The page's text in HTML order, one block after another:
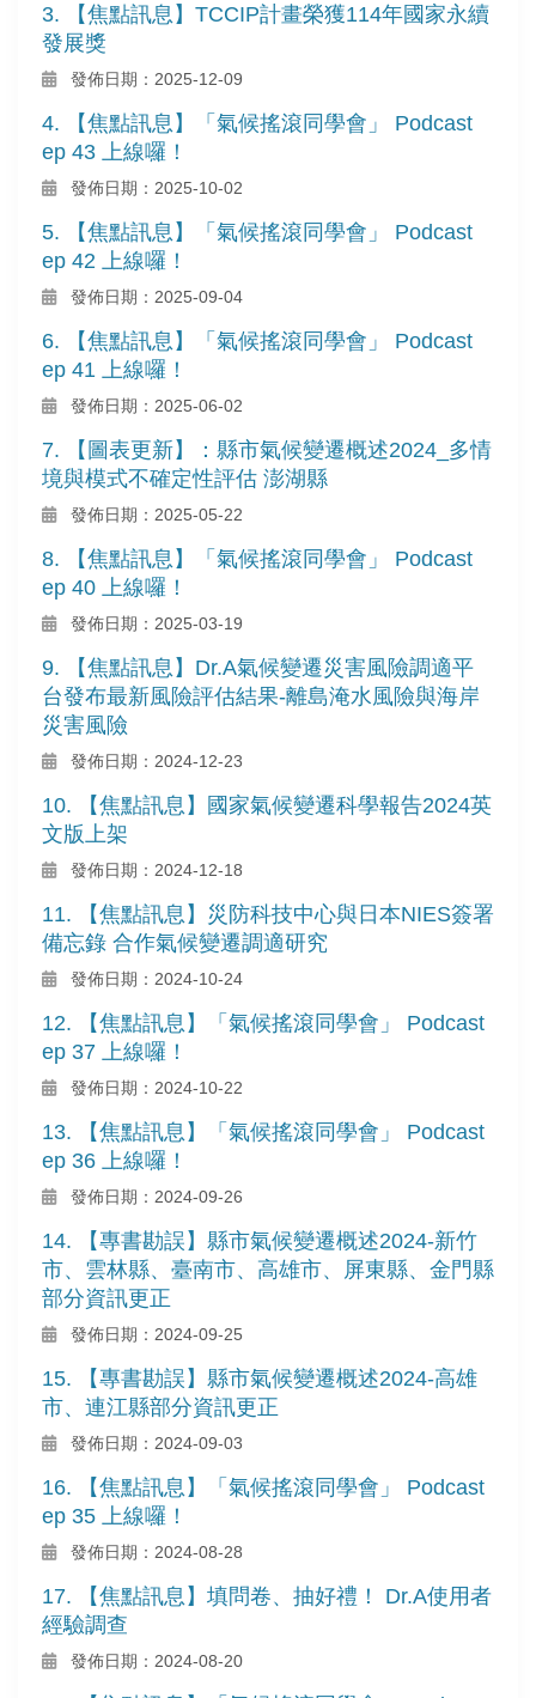
3. 【焦點訊息】TCCIP計畫榮獲114年國家永續
發展獎
發佈日期：2025-12-09
4. 【焦點訊息】「氣候搖滾同學會」 Podcast
ep 43 上線囉！
發佈日期：2025-10-02
5. 【焦點訊息】「氣候搖滾同學會」 Podcast
ep 42 上線囉！
發佈日期：2025-09-04
6. 【焦點訊息】「氣候搖滾同學會」 Podcast
ep 41 上線囉！
發佈日期：2025-06-02
7. 【圖表更新】：縣市氣候變遷概述2024_多情
境與模式不確定性評估 澎湖縣
發佈日期：2025-05-22
8. 【焦點訊息】「氣候搖滾同學會」 Podcast
ep 40 上線囉！
發佈日期：2025-03-19
9. 【焦點訊息】Dr.A氣候變遷災害風險調適平
台發布最新風險評估結果-離島淹水風險與海岸
災害風險
發佈日期：2024-12-23
10. 【焦點訊息】國家氣候變遷科學報告2024英
文版上架
發佈日期：2024-12-18
11. 【焦點訊息】災防科技中心與日本NIES簽署
備忘錄 合作氣候變遷調適研究
發佈日期：2024-10-24
12. 【焦點訊息】「氣候搖滾同學會」 Podcast
ep 37 上線囉！
發佈日期：2024-10-22
13. 【焦點訊息】「氣候搖滾同學會」 Podcast
ep 36 上線囉！
發佈日期：2024-09-26
14. 【專書勘誤】縣市氣候變遷概述2024-新竹
市、雲林縣、臺南市、高雄市、屏東縣、金門縣
部分資訊更正
發佈日期：2024-09-25
15. 【專書勘誤】縣市氣候變遷概述2024-高雄
市、連江縣部分資訊更正
發佈日期：2024-09-03
16. 【焦點訊息】「氣候搖滾同學會」 Podcast
ep 35 上線囉！
發佈日期：2024-08-28
17. 【焦點訊息】填問卷、抽好禮！ Dr.A使用者
經驗調查
發佈日期：2024-08-20